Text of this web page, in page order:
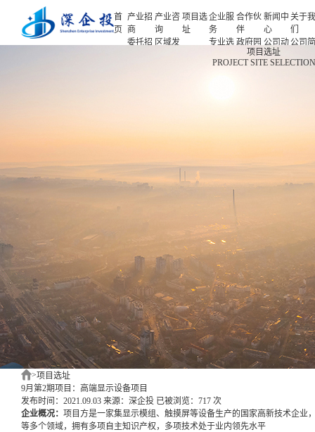
首
页
产业招
商
委托招
产业咨
询
区域发
专题研
究
项目选
址
企业服
务
专业选
项目申
合作伙
伴
政府园
企业客
新闻中
心
公司动
态
产业观
关于
们
公司
人力
新闻中心
项目选址
PROJECT SITE SELECTION
>项目选址
9月第2期项目：高端显示设备项目
发布时间：2021.09.03 来源：深企投 已被浏览：717 次
企业概况： 项目方是一家集显示模组、触摸屏等设备生产的国家高新技术企业
等多个领域，拥有多项自主知识产权，多项技术处于业内领先水平